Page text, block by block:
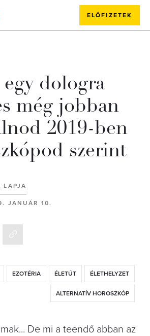
ELŐFIZETEK
dologra
még jobban
2019-ben
szerint
LAPJA
JANUÁR 10.
EZOTÉRIA ÉLETÚT ÉLETHELYZET
ALTERNATÍV HOROSZKÓP
De mi a teendő abban az